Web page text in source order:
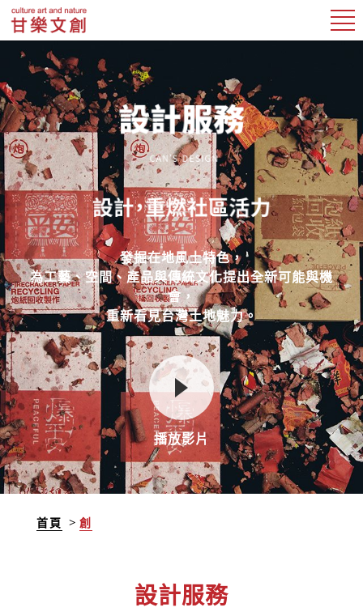
發掘在地風土特色，
為工藝、空間、產品與傳統文化提出全新可能與機
會，
重新看見台灣土地魅力。
播放影片
首頁 創
設計服務